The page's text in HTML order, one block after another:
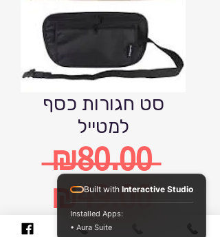
סט חגורות כסף
למטייל
₪80.00
Regular
₪49.00
Built with Interactive Studio
Installed Apps:
• Aura Suite